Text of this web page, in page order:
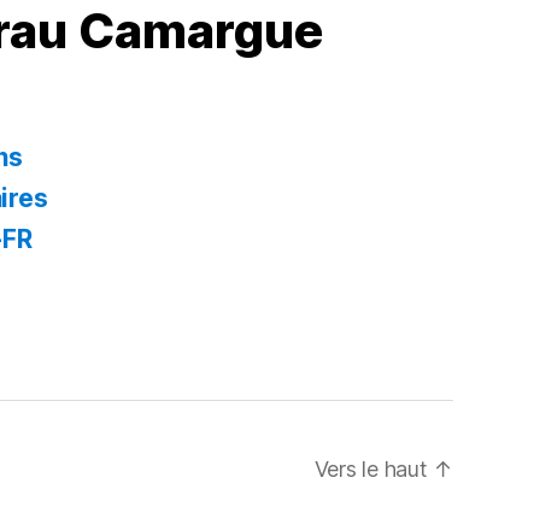
Camargue
Vers le haut ↑